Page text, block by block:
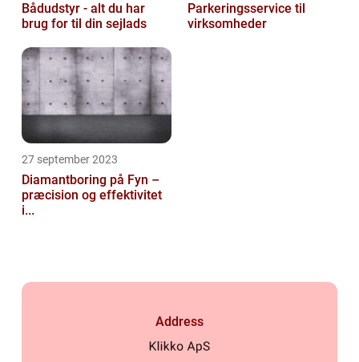
Bådudstyr - alt du har
brug for til din sejlads
Parkeringsservice til
virksomheder
27 september 2023
Diamantboring på Fyn –
præcision og effektivitet
i...
Address